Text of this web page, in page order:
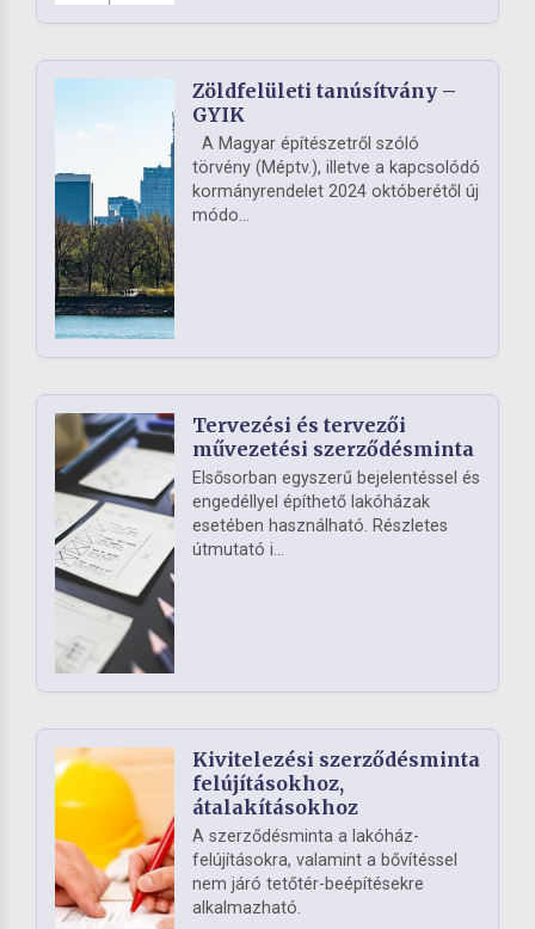
Zöldfelületi tanúsítvány –
GYIK
A Magyar építészetről szóló
törvény (Méptv.), illetve a kapcsolódó
kormányrendelet 2024 októberétől új
módo...
Tervezési és tervezői
művezetési szerződésminta
Elsősorban egyszerű bejelentéssel és
engedéllyel építhető lakóházak
esetében használható. Részletes
útmutató i...
Kivitelezési szerződésminta
felújításokhoz,
átalakításokhoz
A szerződésminta a lakóház-
felújításokra, valamint a bővítéssel
nem járó tetőtér-beépítésekre
alkalmazható.